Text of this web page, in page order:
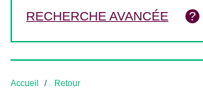
RECHERCHE AVANCÉE
Accueil Retour